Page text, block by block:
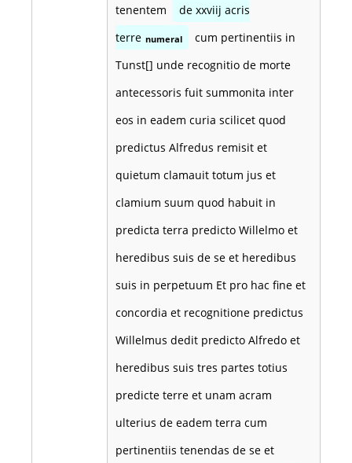
tenentem
de xxviij acris
terre numeral
cum pertinentiis in
Tunst[] unde recognitio de morte
antecessoris fuit summonita inter
eos in eadem curia scilicet quod
predictus Alfredus remisit et
quietum clamauit totum jus et
clamium suum quod habuit in
predicta terra predicto Willelmo et
heredibus suis de se et heredibus
suis in perpetuum Et pro hac fine et
concordia et recognitione predictus
Willelmus dedit predicto Alfredo et
heredibus suis tres partes totius
predicte terre et unam acram
ulterius de eadem terra cum
pertinentiis tenendas de se et